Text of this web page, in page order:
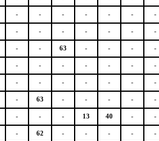
- - - - - - -
- - - - - - -
- - 63 - - - -
- - - - - - -
- - - - - - -
- 63 - - - - -
- - - 13 40 - -
- 62 - - - - -